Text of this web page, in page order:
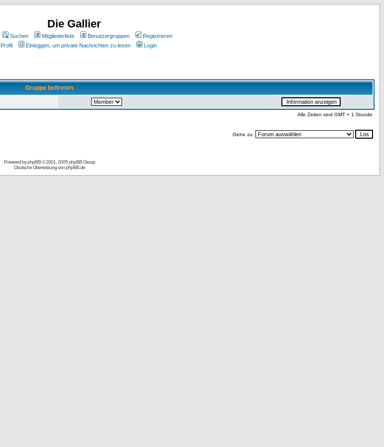
Die Gallier
Suchen Mitgliederliste Benutzergruppen
Registrieren
Profil
Einloggen, um private Nachrichten zu lesen Login
Gruppe beitreten
Alle Zeiten sind GMT + 1 Stunde
Gehe zu:
Powered byphpBB© 2001, 2005 phpBB Group
Deutsche Übersetzung vonphpBB.de